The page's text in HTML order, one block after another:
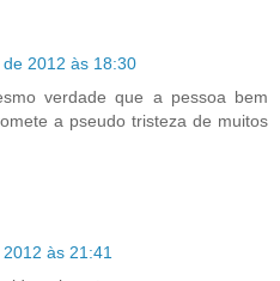
2012 às 18:30
verdade que a pessoa bem
a pseudo tristeza de muitos
às 21:41